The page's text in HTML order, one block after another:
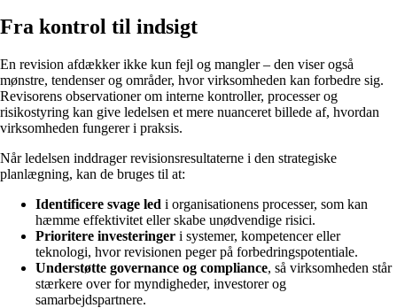
Fra kontrol til indsigt
En revision afdækker ikke kun fejl og mangler – den viser også
mønstre, tendenser og områder, hvor virksomheden kan forbedre sig.
Revisorens observationer om interne kontroller, processer og
risikostyring kan give ledelsen et mere nuanceret billede af, hvordan
virksomheden fungerer i praksis.
Når ledelsen inddrager revisionsresultaterne i den strategiske
planlægning, kan de bruges til at:
Identificere svage led i organisationens processer, som kan
hæmme effektivitet eller skabe unødvendige risici.
Prioritere investeringer i systemer, kompetencer eller
teknologi, hvor revisionen peger på forbedringspotentiale.
Understøtte governance og compliance, så virksomheden står
stærkere over for myndigheder, investorer og
samarbejdspartnere.